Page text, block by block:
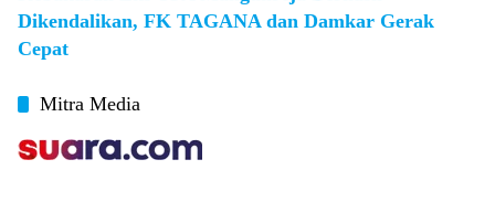
Dikendalikan, FK TAGANA dan Damkar Gerak
Cepat
Mitra Media